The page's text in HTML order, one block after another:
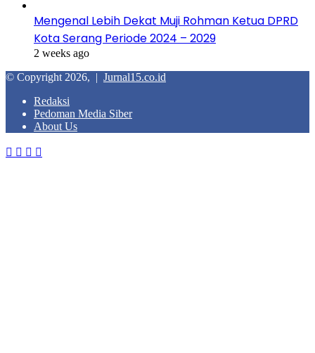
Mengenal Lebih Dekat Muji Rohman Ketua DPRD
Kota Serang Periode 2024 – 2029
2 weeks ago
© Copyright 2026, | Jurnal15.co.id
Redaksi
Pedoman Media Siber
About Us
Facebook
Twitter
WhatsApp